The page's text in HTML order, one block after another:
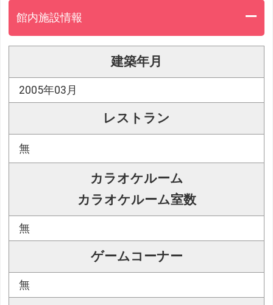
館内施設情報
建築年月
2005年03月
レストラン
無
カラオケルーム
カラオケルーム室数
無
ゲームコーナー
無